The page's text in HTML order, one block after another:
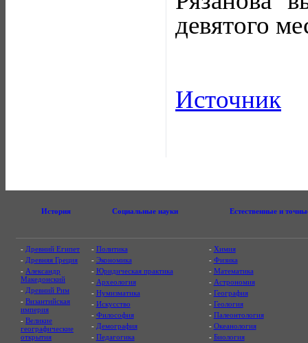
девятого
Источник
История Социальные науки Естественные и
- Древний Египет
- Древняя Греция
- Александр
Македонский
- Древний Рим
- Византийская
империя
- Великие
географические
открытия
- Политика
- Экономика
- Юридическая практика
- Археология
- Нумизматика
- Искусство
- Философия
- Демография
- Педагогика
- Химия
- Физика
- Математика
- Астрономия
- География
- Геология
- Палеонтология
- Океанология
- Биология